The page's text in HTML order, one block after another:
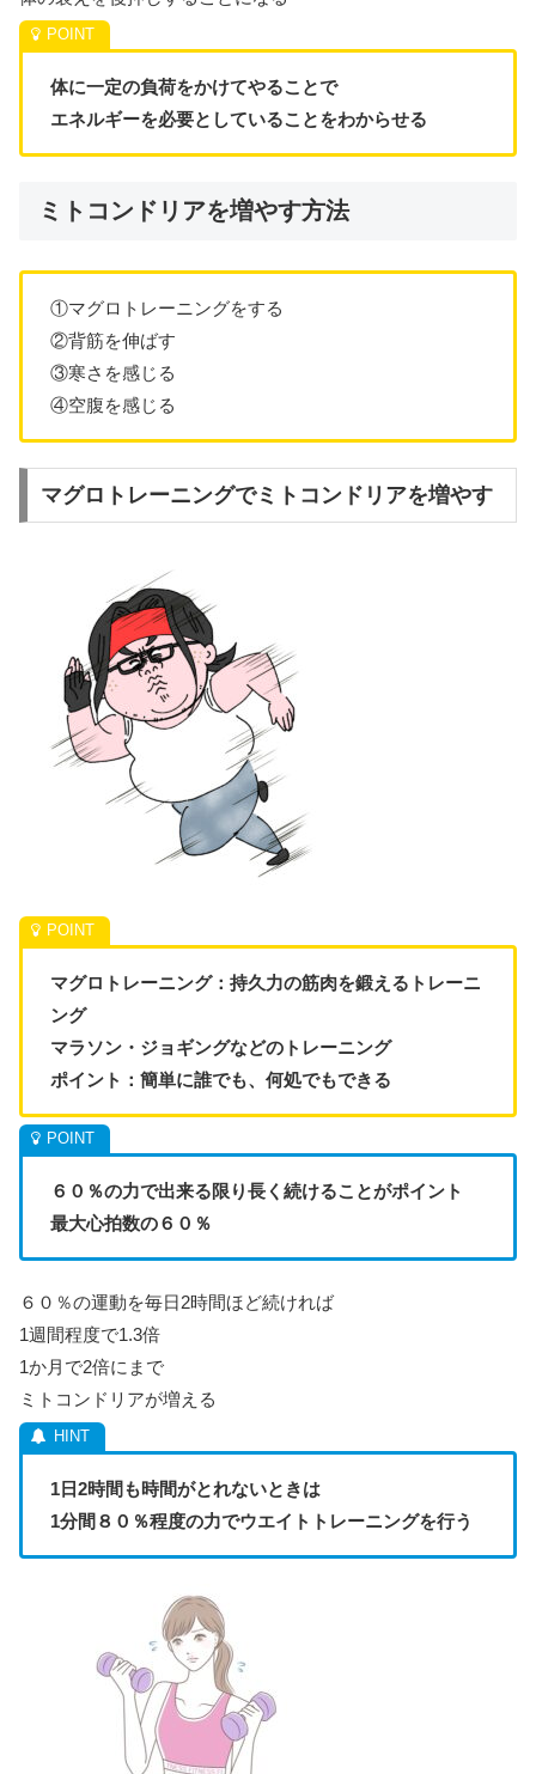
体に一定の負荷をかけてやることで
エネルギーを必要としていることをわからせる
ミトコンドリアを増やす方法
①マグロトレーニングをする
②背筋を伸ばす
③寒さを感じる
④空腹を感じる
マグロトレーニングでミトコンドリアを増やす
マグロトレーニング：持久力の筋肉を鍛えるトレーニ
ング
マラソン・ジョギングなどのトレーニング
ポイント：簡単に誰でも、何処でもできる
６０％の力で出来る限り長く続けることがポイント
最大心拍数の６０％
６０％の運動を毎日2時間ほど続ければ
1週間程度で1.3倍
1か月で2倍にまで
ミトコンドリアが増える
1日2時間も時間がとれないときは
1分間８０％程度の力でウエイトトレーニングを行う